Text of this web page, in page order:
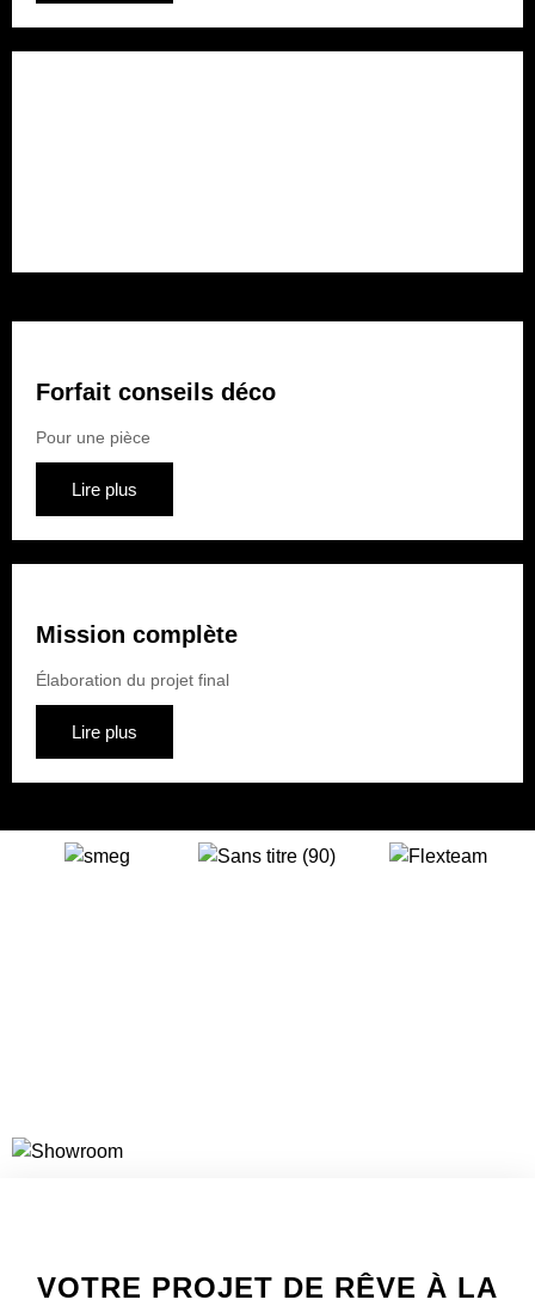
Forfait conseils déco
Pour une pièce
Lire plus
Mission complète
Élaboration du projet final
Lire plus
VOTRE PROJET DE RÊVE À LA